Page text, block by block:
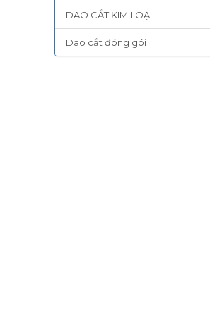
DAO CẮT KIM LOẠI
Dao cắt đóng gói